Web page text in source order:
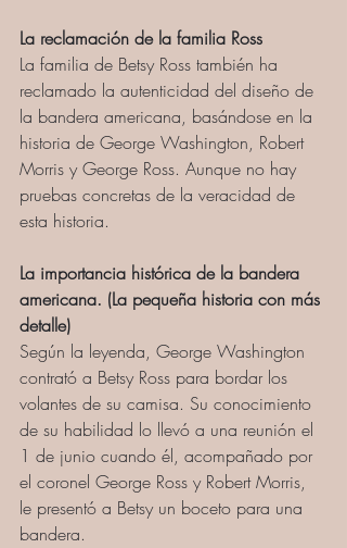
La reclamación de la familia Ross
La familia de Betsy Ross también ha
reclamado la autenticidad del diseño de
la bandera americana, basándose en la
historia de George Washington, Robert
Morris y George Ross. Aunque no hay
pruebas concretas de la veracidad de
esta historia.
La importancia histórica de la bandera
americana. (La pequeña historia con más
detalle)
Según la leyenda, George Washington
contrató a Betsy Ross para bordar los
volantes de su camisa. Su conocimiento
de su habilidad lo llevó a una reunión el
1 de junio cuando él, acompañado por
el coronel George Ross y Robert Morris,
le presentó a Betsy un boceto para una
bandera.